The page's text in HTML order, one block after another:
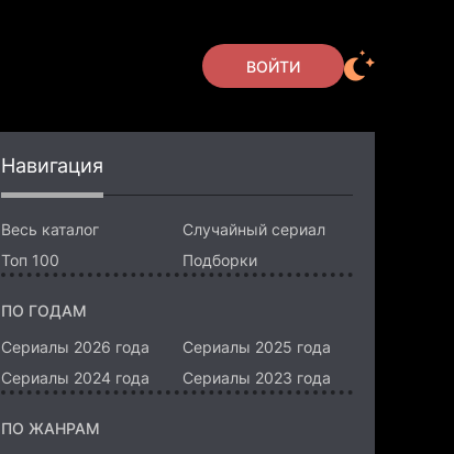
ВОЙТИ
Навигация
Весь каталог
Случайный сериал
Топ 100
Подборки
ПО ГОДАМ
Сериалы 2026 года
Сериалы 2025 года
Сериалы 2024 года
Сериалы 2023 года
ПО ЖАНРАМ